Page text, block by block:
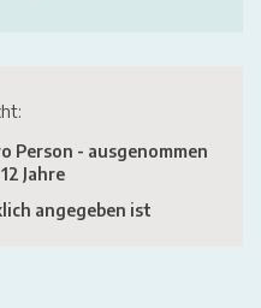
Person - ausgenommen
Jahre
angegeben ist